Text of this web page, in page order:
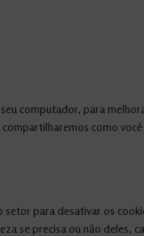
computador, para
como
para desativar os
se precisa ou não deles,